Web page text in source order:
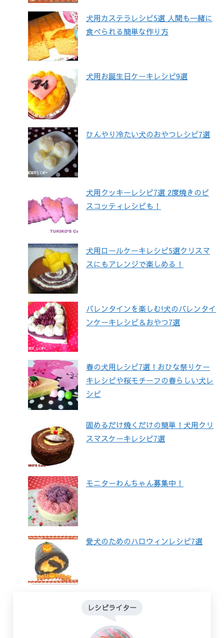
犬用カステラレシピ5選 人間も一緒に
食べられる簡単な作り方
犬用お誕生日ケーキレシピ9選
ひんやり冷たい犬のおやつレシピ7選
犬用クッキーレシピ7選 2度焼きのビ
スコッティレシピも！
犬用ロールケーキレシピ5選クリスマ
スにもアレンジで楽しめる！
バレンタインを楽しむ!犬のバレンタイ
ンケーキレシピ＆おやつ7選
春の犬用レシピ7選！おひな祭りケー
キレシピや桜モチーフの春らしい犬レ
シピ
固めるだけ焼くだけの簡単！犬用クリ
スマスケーキレシピ7選
モニターわんちゃん募集中！
愛犬のためのハロウィンレシピ7選
レシピライター